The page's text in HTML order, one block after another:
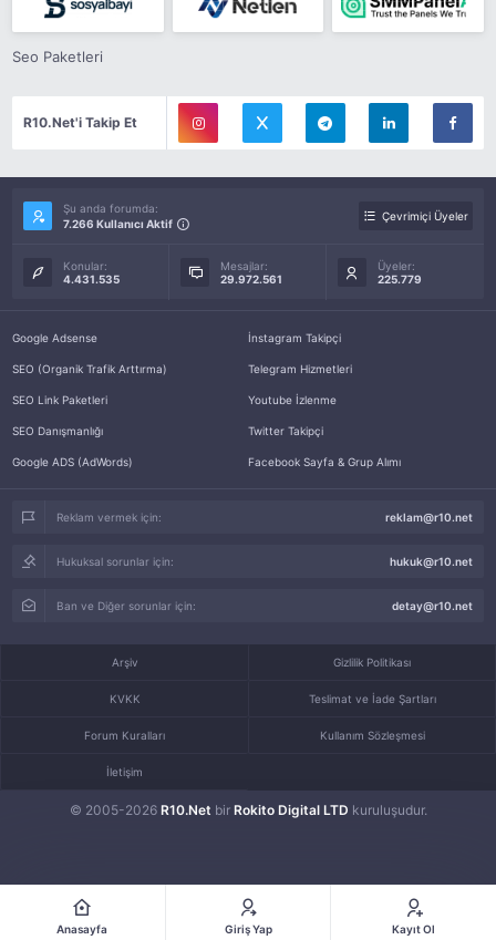
Seo Paketleri
R10.Net'i Takip Et
Şu anda forumda:
7.266 Kullanıcı Aktif
Çevrimiçi Üyeler
Konular:
4.431.535
Mesajlar:
29.972.561
Üyeler:
225.779
Google Adsense
SEO (Organik Trafik Arttırma)
SEO Link Paketleri
SEO Danışmanlığı
Google ADS (AdWords)
İnstagram Takipçi
Telegram Hizmetleri
Youtube İzlenme
Twitter Takipçi
Facebook Sayfa & Grup Alımı
Reklam vermek için: reklam@r10.net
Hukuksal sorunlar için: hukuk@r10.net
Ban ve Diğer sorunlar için: detay@r10.net
© 2005-2026 R10.Net bir Rokito Digital LTD kuruluşudur.
Arşiv Gizlilik Politikası
KVKK Teslimat ve İade Şartları
Forum Kuralları Kullanım Sözleşmesi
İletişim
Anasayfa Giriş Yap Kayıt Ol